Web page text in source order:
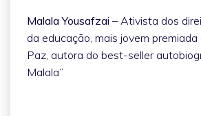
Malala Yousafzai – Ativista dos
da educação, mais jovem
Paz, autora do best-seller
Malala”